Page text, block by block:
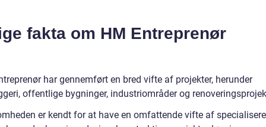
fakta om HM Entreprenør
har gennemført en bred vifte af projekter, herunder
offentlige bygninger, industriområder og
er kendt for at have en omfattende vifte af